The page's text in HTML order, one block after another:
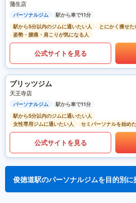
蒲生店
パーソナルジム
駅から車で11分
駅から5分以内のジムに通いたい人
とにかく痩せた
姿勢・腰痛・肩こりが気になる人
公式サイトを見る
プリッツジム
天王寺店
パーソナルジム
駅から車で11分
駅から5分以内のジムに通いたい人
女性専用ジムに通いたい人
セミパーソナルを始め
公式サイトを見る
俊徳道駅のパーソナルジムを目的別に